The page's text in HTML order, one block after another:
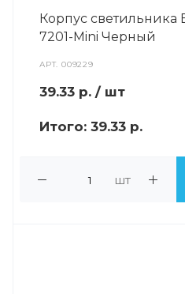
Корпус светильника
7201-Mini Черный
АРТ.009229
39.33 р. / шт
Итого: 39.33 р.
шт